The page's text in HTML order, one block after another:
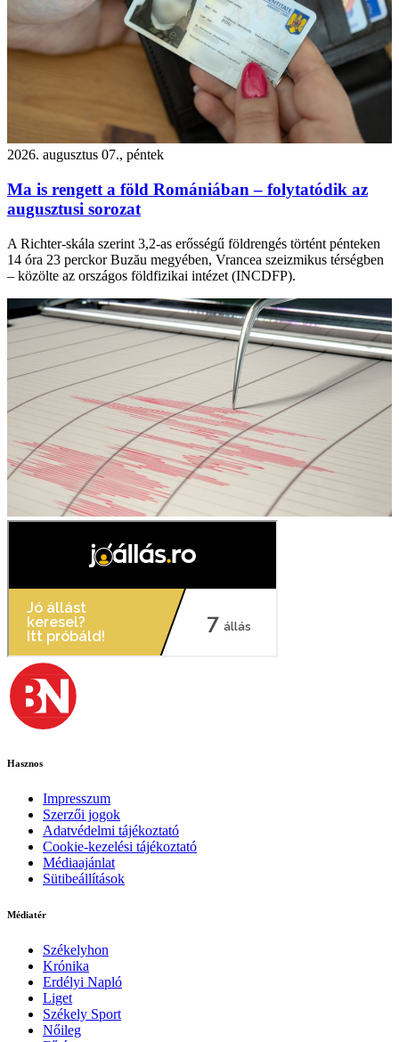
2026. augusztus 07., péntek
Ma is rengett a föld Romániában – folytatódik az
augusztusi sorozat
A Richter-skála szerint 3,2-as erősségű földrengés történt pénteken
14 óra 23 perckor Buzău megyében, Vrancea szeizmikus térségben
– közölte az országos földfizikai intézet (INCDFP).
Hasznos
Impresszum
Szerzői jogok
Adatvédelmi tájékoztató
Cookie-kezelési tájékoztató
Médiaajánlat
Sütibeállítások
Médiatér
Székelyhon
Krónika
Erdélyi Napló
Liget
Székely Sport
Nőileg